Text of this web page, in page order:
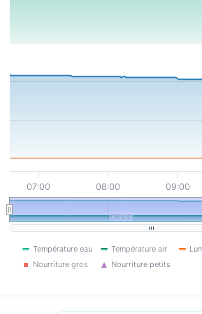
si elle diminue, l'eau monte. Seuil : 2 cm.
07:00 08:00 09:00
Température eau Température air
Nourriture gros
Nourriture petits
08:00
08:00